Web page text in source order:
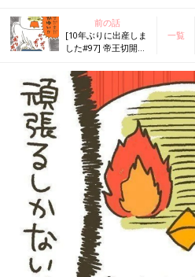
前の話
[10年ぶりに出産しま
した#97] 帝王切開、
一覧